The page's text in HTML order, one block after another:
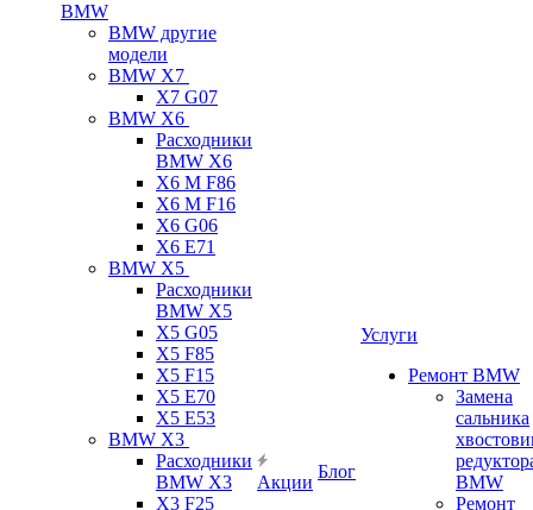
BMW
BMW другие
модели
BMW X7
X7 G07
BMW X6
Расходники
BMW X6
X6 M F86
X6 M F16
X6 G06
X6 E71
BMW X5
Расходники
BMW X5
X5 G05
X5 F85
X5 F15
X5 E70
X5 E53
BMW X3
Расходники
BMW X3
X3 F25
Акции
Блог
Услуги
Ремонт BMW
Замена
сальника
BMW
Ремонт